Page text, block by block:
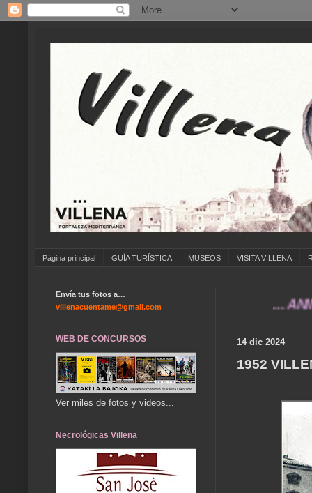
Página principal GUÍA TURÍSTICA MUSEOS VISITA VILLENA
...
14 dic 2024
1952
Envía tus fotos a…
villenacuentame@gmail.com
WEB DE CONCURSOS
Ver miles de fotos y videos...
Necrológicas Villena